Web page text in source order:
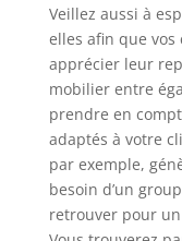
Veillez aussi à
elles afin que vos
apprécier leur
mobilier entre
prendre en
adaptés à votre
par exemple,
besoin d’un
retrouver pour